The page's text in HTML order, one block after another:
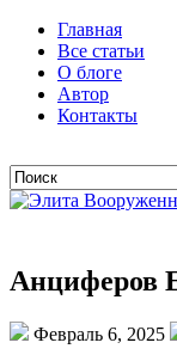
Главная
Все статьи
О блоге
Автор
Контакты
Анциферов
Февраль 6, 2025